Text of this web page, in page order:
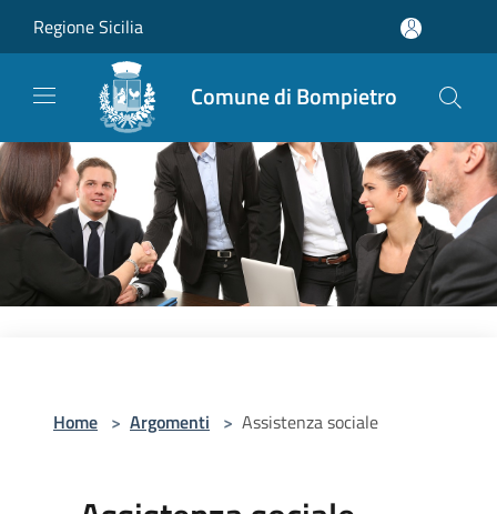
Regione Sicilia
Comune di Bompietro
Home > Argomenti > Assistenza sociale